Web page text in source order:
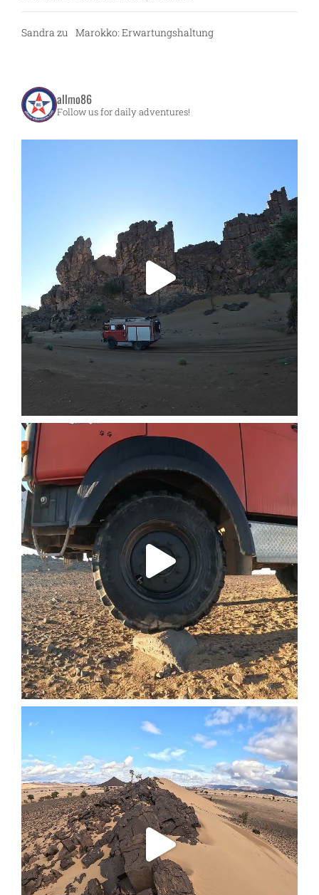
Sandra zu Marokko: Erwartungshaltung
allmo86
Follow us for daily adventures!